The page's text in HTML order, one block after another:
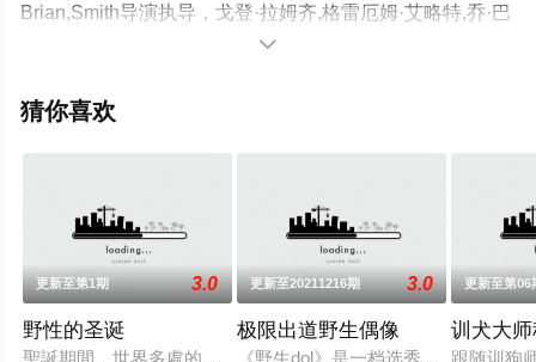
Brian,Smith导演执导，戈登·拉姆齐,格雷厄姆·艾略特,乔·巴
斯提亚尼齐等演员精彩演绎的美国综艺，大结局剧情已揭
就上策驰电影网，更多相关信息可移步至豆瓣综艺、电视

猜你喜欢
更新至第1期 3.0
野性的圣诞
更新至20211216期 3.0
极限出道野生偶像
更新至第06
训犬大